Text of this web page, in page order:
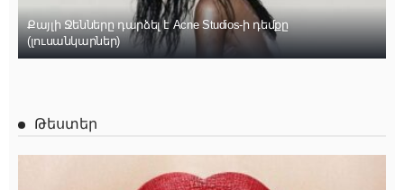
Քայլի Ջենները դարձել է Acne Studios-ի դեմքը
(լուսանկարներ)
Թեստեր